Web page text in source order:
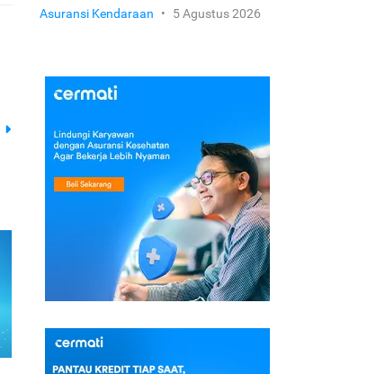
Asuransi Kendaraan • 5 Agustus 2026